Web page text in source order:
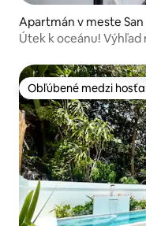
Apartmán v meste San
Útek k oceánu! Výhľad
Obľúbené medzi
Obľúbené medzi